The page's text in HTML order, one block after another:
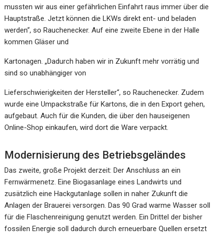
mussten wir aus einer gefährlichen Einfahrt raus immer über die
Hauptstraße. Jetzt können die LKWs direkt ent- und beladen
werden“, so Rauchenecker. Auf eine zweite Ebene in der Halle
kommen Gläser und
Kartonagen. „Dadurch haben wir in Zukunft mehr vorrätig und
sind so unabhängiger von
Lieferschwierigkeiten der Hersteller“, so Rauchenecker. Zudem
wurde eine Umpackstraße für Kartons, die in den Export gehen,
aufgebaut. Auch für die Kunden, die über den hauseigenen
Online-Shop einkaufen, wird dort die Ware verpackt.
Modernisierung des Betriebsgeländes
Das zweite, große Projekt derzeit: Der Anschluss an ein
Fernwärmenetz. Eine Biogasanlage eines Landwirts und
zusätzlich eine Hackgutanlage sollen in naher Zukunft die
Anlagen der Brauerei versorgen. Das 90 Grad warme Wasser soll
für die Flaschenreinigung genutzt werden. Ein Drittel der bisher
fossilen Energie soll dadurch durch erneuerbare Quellen ersetzt